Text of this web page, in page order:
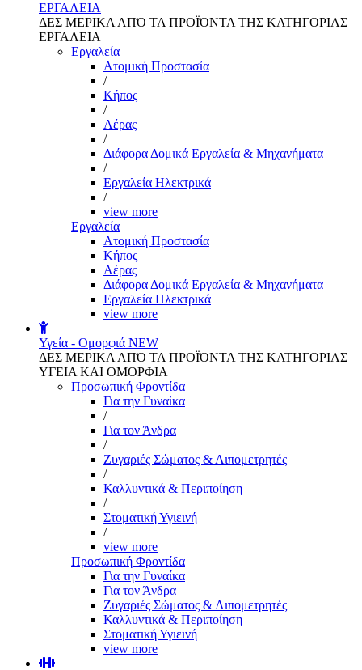
ΕΡΓΑΛΕΙΑ
ΔΕΣ ΜΕΡΙΚΑ ΑΠΌ ΤΑ ΠΡΟΪΌΝΤΑ ΤΗΣ ΚΑΤΗΓΟΡΙΑΣ
ΕΡΓΑΛΕΙΑ
Εργαλεία
Aτομική Προστασία
/
Kήπος
/
Αέρας
/
Διάφορα Δομικά Εργαλεία & Μηχανήματα
/
Εργαλεία Ηλεκτρικά
/
view more
Εργαλεία
Aτομική Προστασία
Kήπος
Αέρας
Διάφορα Δομικά Εργαλεία & Μηχανήματα
Εργαλεία Ηλεκτρικά
view more
Υγεία - Ομορφιά NEW
ΔΕΣ ΜΕΡΙΚΑ ΑΠΌ ΤΑ ΠΡΟΪΌΝΤΑ ΤΗΣ ΚΑΤΗΓΟΡΙΑΣ
ΥΓΕΙΑ ΚΑΙ ΟΜΟΡΦΙΑ
Προσωπική Φροντίδα
Για την Γυναίκα
/
Για τον Άνδρα
/
Ζυγαριές Σώματος & Λιπομετρητές
/
Καλλυντικά & Περιποίηση
/
Στοματική Υγιεινή
/
view more
Προσωπική Φροντίδα
Για την Γυναίκα
Για τον Άνδρα
Ζυγαριές Σώματος & Λιπομετρητές
Καλλυντικά & Περιποίηση
Στοματική Υγιεινή
view more